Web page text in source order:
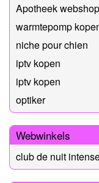
Apotheek webshop
warmtepomp
niche pour chien
iptv kopen
iptv kopen
optiker
Webwinkels
club de nuit